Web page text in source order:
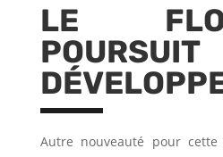
LE
Autre nouveauté pour